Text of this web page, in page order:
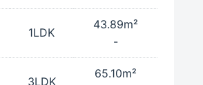
1LDK
43.89m²
-
3LDK
65.10m²